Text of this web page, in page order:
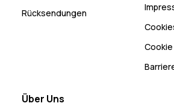
Rücksendungen
Über Uns